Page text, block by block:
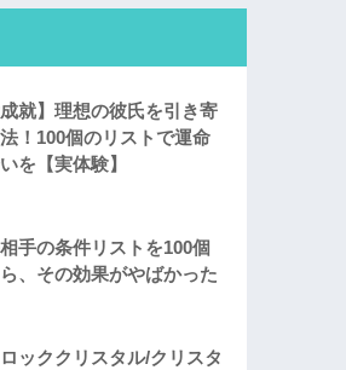
成就】理想の彼氏を引き寄
！100個のリストで運命
を【実体験】
手の条件リストを100個
、その効果がやばかった
ッククリスタル/クリスタ